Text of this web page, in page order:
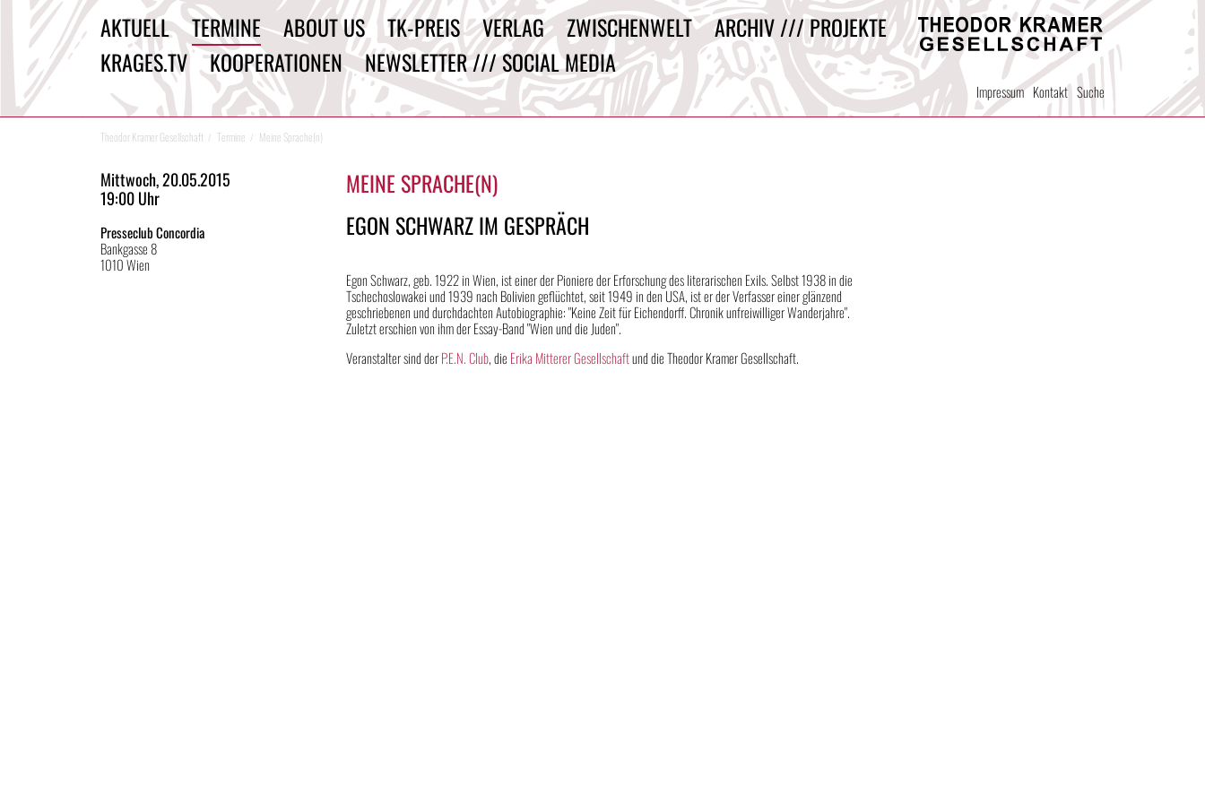
Theodor
Kramer
Gesellschaft
AKTUELL TERMINE ABOUT US TK-PREIS VERLAG ZWISCHENWELT
ARCHIV /// PROJEKTE
KRAGES.TV
KOOPERATIONEN NEWSLETTER /// SOCIAL MEDIA
Impressum Kontakt Suche
Theodor Kramer Gesellschaft Termine Meine Sprache(n)
Mittwoch, 20.05.2015
19:00 Uhr
Presseclub Concordia
Bankgasse 8
1010 Wien
MEINE SPRACHE(N)
EGON SCHWARZ IM GESPRÄCH
Egon Schwarz, geb. 1922 in Wien, ist einer der Pioniere der Erforschung des literarischen Exils. Selbst 1938 in die
Tschechoslowakei und 1939 nach Bolivien geflüchtet, seit 1949 in den USA, ist er der Verfasser einer glänzend
geschriebenen und durchdachten Autobiographie: "Keine Zeit für Eichendorff. Chronik unfreiwilliger Wanderjahre".
Zuletzt erschien von ihm der Essay-Band "Wien und die Juden".
Veranstalter sind derP.E.N. Club, die Erika Mitterer Gesellschaftund die Theodor Kramer Gesellschaft.